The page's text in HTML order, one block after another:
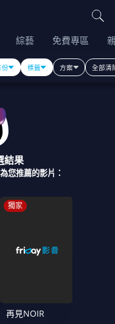
綜藝 免費專區
份 標籤 方案 全部清
結果
您推薦的影片：
獨家
再見NOIR